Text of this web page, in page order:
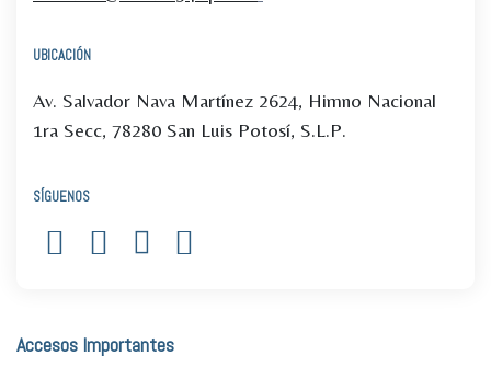
UBICACIÓN
Av. Salvador Nava Martínez 2624, Himno Nacional
1ra Secc, 78280 San Luis Potosí, S.L.P.
SÍGUENOS
Accesos Importantes